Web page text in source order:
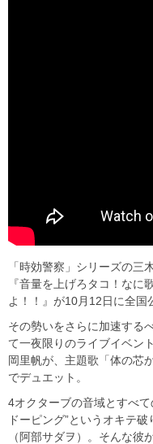
「時効警察」シリーズの
『音量を上げろタコ！なに
よ！！』が10月12日に全国
その勢いをさらに加速する
て一夜限りのライブイベン
岡里帆が、主題歌「体の芯
でデュエット。
4オクターブの音域とすべ
ドーピング”というオキテ
（阿部サダヲ）。そんな彼